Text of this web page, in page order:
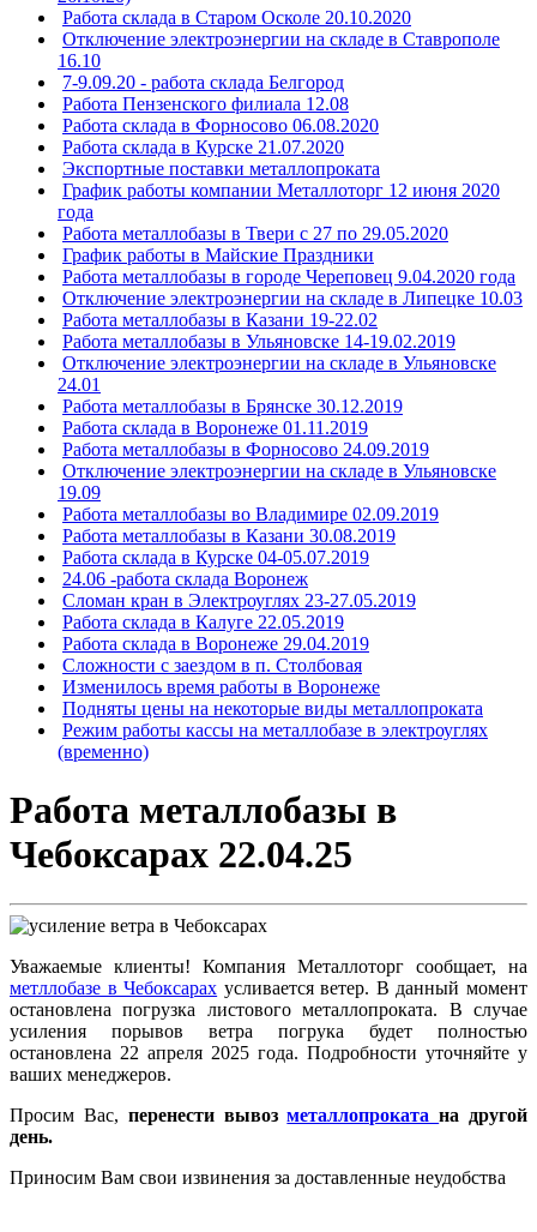
Работа склада в Старом Осколе 20.10.2020
Отключение электроэнергии на складе в Ставрополе
16.10
7-9.09.20 - работа склада Белгород
Работа Пензенского филиала 12.08
Работа склада в Форносово 06.08.2020
Работа склада в Курске 21.07.2020
Экспортные поставки металлопроката
График работы компании Металлоторг 12 июня 2020
года
Работа металлобазы в Твери с 27 по 29.05.2020
График работы в Майские Праздники
Работа металлобазы в городе Череповец 9.04.2020 года
Отключение электроэнергии на складе в Липецке 10.03
Работа металлобазы в Казани 19-22.02
Работа металлобазы в Ульяновске 14-19.02.2019
Отключение электроэнергии на складе в Ульяновске
24.01
Работа металлобазы в Брянске 30.12.2019
Работа склада в Воронеже 01.11.2019
Работа металлобазы в Форносово 24.09.2019
Отключение электроэнергии на складе в Ульяновске
19.09
Работа металлобазы во Владимире 02.09.2019
Работа металлобазы в Казани 30.08.2019
Работа склада в Курске 04-05.07.2019
24.06 -работа склада Воронеж
Сломан кран в Электроуглях 23-27.05.2019
Работа склада в Калуге 22.05.2019
Работа склада в Воронеже 29.04.2019
Сложности с заездом в п. Столбовая
Изменилось время работы в Воронеже
Подняты цены на некоторые виды металлопроката
Режим работы кассы на металлобазе в электроуглях
(временно)
Работа металлобазы в
Чебоксарах 22.04.25
Уважаемые клиенты! Компания Металлоторг сообщает, на
метллобазе в Чебоксарах усливается ветер. В данный момент
остановлена погрузка листового металлопроката. В случае
усиления порывов ветра погрука будет полностью
остановлена 22 апреля 2025 года. Подробности уточняйте у
ваших менеджеров.
Просим Вас, перенести вывозметаллопрокатана другой
день.
Приносим Вам свои извинения за доставленные неудобства